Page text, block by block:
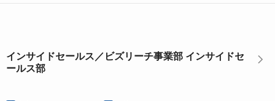
インサイドセールス／ビズリーチ事業部 インサイドセ
ールス部